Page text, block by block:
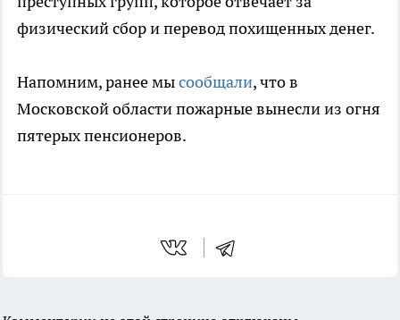
физический сбор и перевод похищенных денег.
Напомним, ранее мысообщали, что в
Московской области пожарные вынесли из огня
пятерых пенсионеров.